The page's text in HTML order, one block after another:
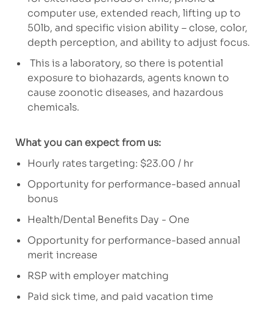
computer use, extended reach, lifting up to
50lb, and specific vision ability – close, color,
depth perception, and ability to adjust focus.
This is a laboratory, so there is potential
exposure to biohazards, agents known to
cause zoonotic diseases, and hazardous
chemicals.
What you can expect from us:
Hourly rates targeting: $23.00 / hr
Opportunity for performance-based annual
bonus
Health/Dental Benefits Day - One
Opportunity for performance-based annual
merit increase
RSP with employer matching
Paid sick time, and paid vacation time